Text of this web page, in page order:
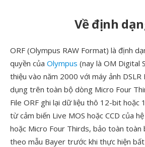
Về định
ORF (Olympus RAW Format) là định
quyền của Olympus (nay là OM Digital
thiệu vào năm 2000 với máy ảnh
dụng trên toàn bộ dòng Micro Four
File ORF ghi lại dữ liệu thô 12-bit hoặc
từ cảm biến Live MOS hoặc CCD của
hoặc Micro Four Thirds, bảo toàn toàn
theo mẫu Bayer trước khi thực hiện